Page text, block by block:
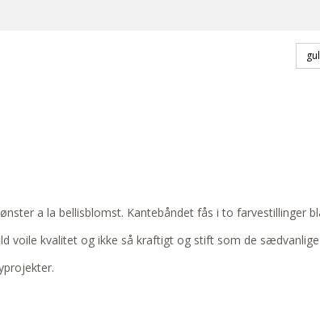
a la bellisblomst. Kantebåndet fås i to farvestillinger
voile kvalitet og ikke så kraftigt og stift som de